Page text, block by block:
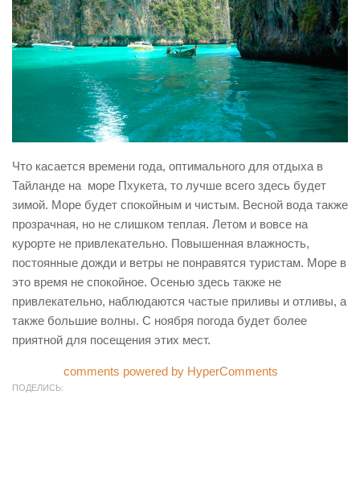
Что касается времени года, оптимального для отдыха в
Тайланде на море Пхукета, то лучше всего здесь будет
зимой. Море будет спокойным и чистым. Весной вода также
прозрачная, но не слишком теплая. Летом и вовсе на
курорте не привлекательно. Повышенная влажность,
постоянные дожди и ветры не понравятся туристам. Море в
это время не спокойное. Осенью здесь также не
привлекательно, наблюдаются частые приливы и отливы, а
также большие волны. С ноября погода будет более
приятной для посещения этих мест.
comments powered by HyperComments
ПОДЕЛИСЬ: